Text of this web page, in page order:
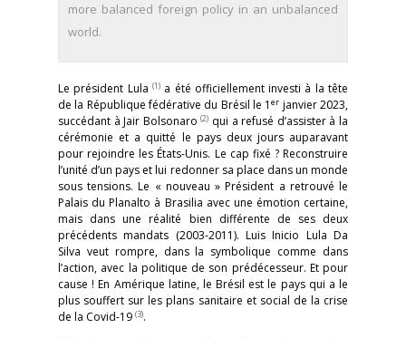
more balanced foreign policy in an unbalanced
world.
Le président Lula (1)a été officiellement investi à la tête
de la République fédérative du Brésil le 1er janvier 2023,
succédant à Jair Bolsonaro(2) qui a refusé d’assister à la
cérémonie et a quitté le pays deux jours auparavant
pour rejoindre les États-Unis. Le cap fixé ? Reconstruire
l’unité d’un pays et lui redonner sa place dans un monde
sous tensions. Le « nouveau » Président a retrouvé le
Palais du Planalto à Brasilia avec une émotion certaine,
mais dans une réalité bien différente de ses deux
précédents mandats (2003-2011). Luis Inicio Lula Da
Silva veut rompre, dans la symbolique comme dans
l’action, avec la politique de son prédécesseur. Et pour
cause ! En Amérique latine, le Brésil est le pays qui a le
plus souffert sur les plans sanitaire et social de la crise
de la Covid-19 (3).